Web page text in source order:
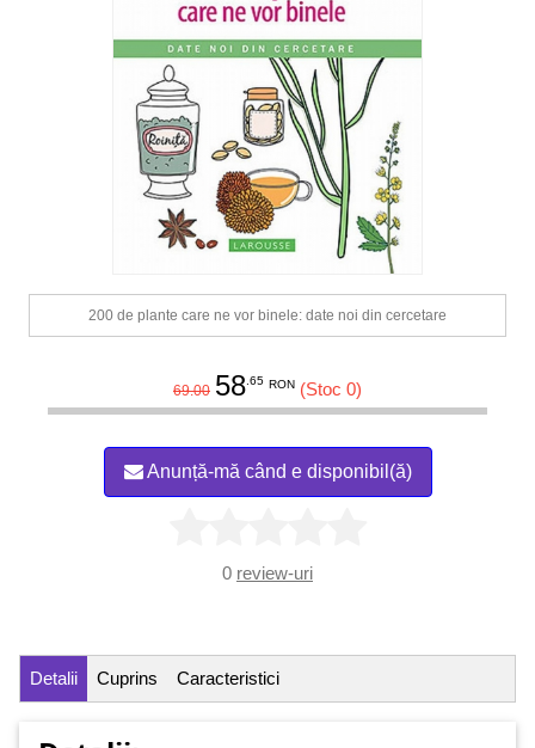
200 de plante care ne vor binele: date noi din cercetare
69.00 58.65 RON (Stoc 0)
Anunță-mă când e disponibil(ă)
0 review-uri
Detalii Cuprins Caracteristici